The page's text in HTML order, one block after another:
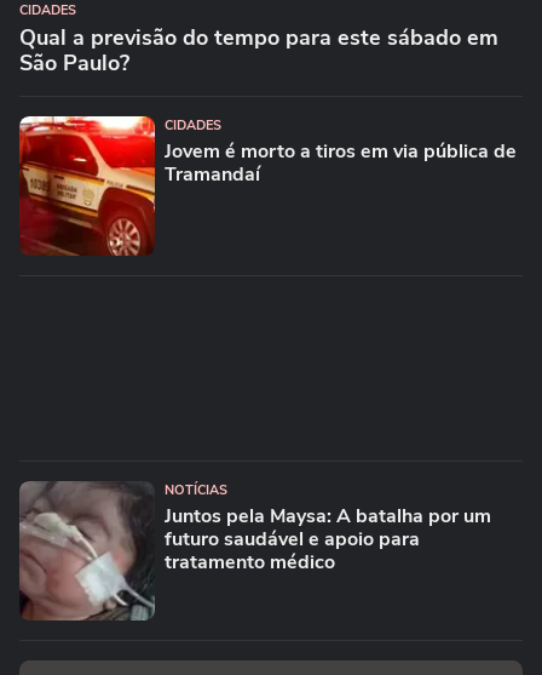
CIDADES
Qual a previsão do tempo para este sábado em
São Paulo?
CIDADES
Jovem é morto a tiros em via pública de
Tramandaí
NOTÍCIAS
Juntos pela Maysa: A batalha por um
futuro saudável e apoio para
tratamento médico